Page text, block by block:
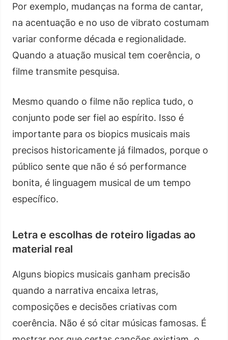
Por exemplo, mudanças na forma de cantar,
na acentuação e no uso de vibrato costumam
variar conforme década e regionalidade.
Quando a atuação musical tem coerência, o
filme transmite pesquisa.
Mesmo quando o filme não replica tudo, o
conjunto pode ser fiel ao espírito. Isso é
importante para os biopics musicais mais
precisos historicamente já filmados, porque o
público sente que não é só performance
bonita, é linguagem musical de um tempo
específico.
Letra e escolhas de roteiro ligadas ao
material real
Alguns biopics musicais ganham precisão
quando a narrativa encaixa letras,
composições e decisões criativas com
coerência. Não é só citar músicas famosas. É